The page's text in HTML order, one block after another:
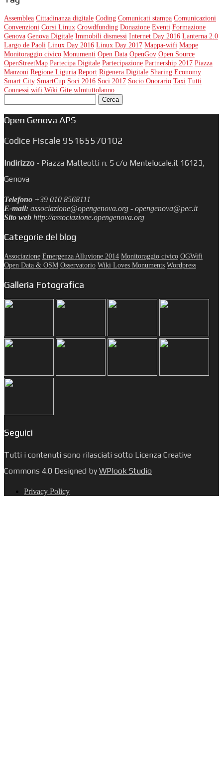
Assemblea Cittadinanza digitale Coding Comunicati stampa Comunicazioni
Convenzioni Corsi Linux Crowdfunding Donazione Eventi Formazione
Genova Genova Digitale Immobili dismessi Internet Day 2016 Lanterna 2.0
Largo de Paoli Linux Day 2016 Linux Day 2017 Mappa-wifi Mappe
Monitoraggio civico Monumenti Open Data OpenGov Open Source
OpenStreetMap Partecipa Digitale Partecipazione Partnership 2017 Piazza
Manzoni Regione Liguria Report Rigenera Digitale Sharing Economy
Smart City SmartCup Soci 2016 Soci 2017 Socio Onorario Taxi Tutti
Connessi wifi Wiki Gite wlmtuttolanno
per:
Open Genova APS
Codice Fiscale 95165570102
Indirizzo - Piazza Matteotti n. 5 c/o Mentelocale.it 16123,
Genova
Telefono +39 010 8568111
E-mail: associazione@opengenova.org - opengenova@pec.it
Sito web http://associazione.opengenova.org
Categorie del blog
Associazione Emergenza Alluvione 2014 Monitoraggio civico OGWifi
Open Data & OSM Osservatorio Wiki Loves Monuments Wordpress
Galleria Fotografica
Seguici
Tutti i contenuti sono rilasciati sotto Licenza Creative
Commons 4.0 Designed by WPlook Studio
Privacy Policy